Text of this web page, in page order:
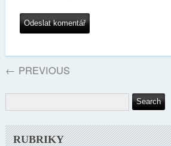
← PREVIOUS
RUBRIKY